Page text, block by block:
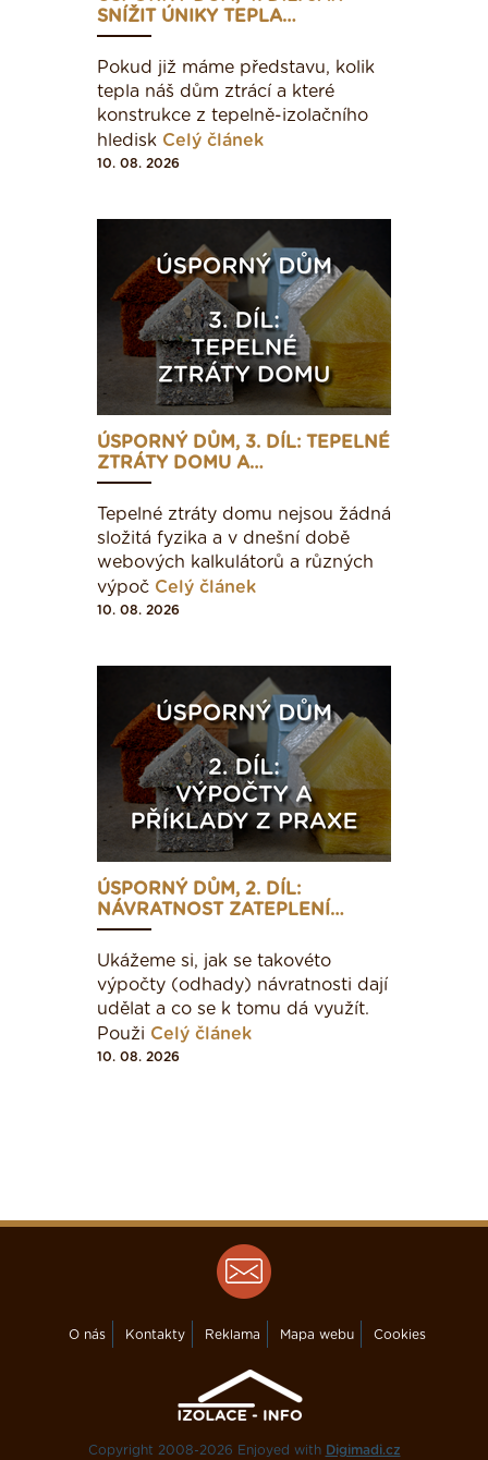
SNÍŽIT ÚNIKY TEPLA…
Pokud již máme představu, kolik
tepla náš dům ztrácí a které
konstrukce z tepelně-izolačního
hledisk Celý článek
10. 08. 2026
ÚSPORNÝ DŮM, 3. DÍL: TEPELNÉ
ZTRÁTY DOMU A…
Tepelné ztráty domu nejsou žádná
složitá fyzika a v dnešní době
webových kalkulátorů a různých
výpoč Celý článek
10. 08. 2026
ÚSPORNÝ DŮM, 2. DÍL:
NÁVRATNOST ZATEPLENÍ…
Ukážeme si, jak se takovéto
výpočty (odhady) návratnosti dají
udělat a co se k tomu dá využít.
Použi Celý článek
10. 08. 2026
O nás Kontakty Reklama Mapa webu Cookies
Copyright 2008-2026 Enjoyed with Digimadi.cz